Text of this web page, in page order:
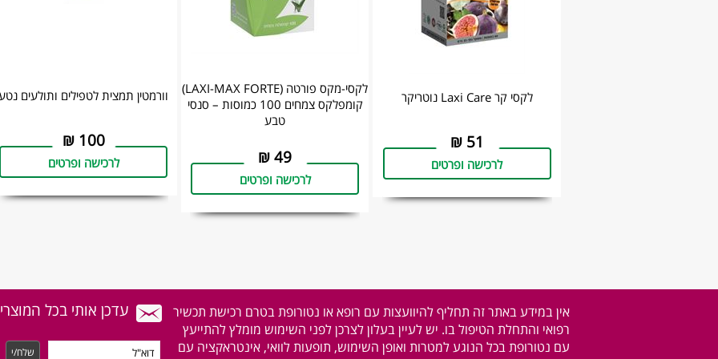
לקסי קר Laxi Care נוטריקר
51
₪
לרכישה ופרטים
לקסי-מקס פורטה (LAXI-MAX FORTE)
קומפלקס צמחים 100 כמוסות – סנסי
טבע
49
₪
לרכישה ופרטים
וורמטין תמצית לטפילים ותולעים
100
₪
לרכישה ופרטים
אין במידע באתר זה תחליף להיוועצות עם רופא או נטורופת בטרם רכישת תכשיר
רפואי והתחלת הטיפול בו. יש לעיין בעלון לצרכן לפני השימוש מומלץ להתייעץ
עם נטורופת בכל הנוגע למטרות ואופן השימוש, תופעות לוואי, אינטראקציה עם
עדכן אותי בכל